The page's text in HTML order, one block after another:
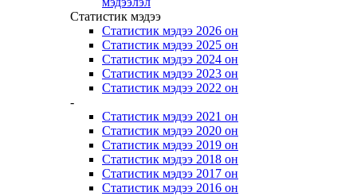
Статистик мэдээ
Статистик мэдээ 2026 он
Статистик мэдээ 2025 он
Статистик мэдээ 2024 он
Статистик мэдээ 2023 он
Статистик мэдээ 2022 он
-
Статистик мэдээ 2021 он
Статистик мэдээ 2020 он
Статистик мэдээ 2019 он
Статистик мэдээ 2018 он
Статистик мэдээ 2017 он
Статистик мэдээ 2016 он